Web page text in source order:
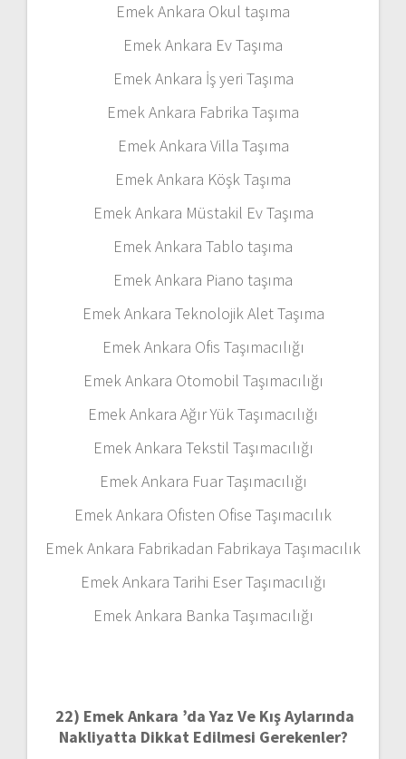
Emek Ankara Okul taşıma
Emek Ankara Ev Taşıma
Emek Ankara İş yeri Taşıma
Emek Ankara Fabrika Taşıma
Emek Ankara Villa Taşıma
Emek Ankara Köşk Taşıma
Emek Ankara Müstakil Ev Taşıma
Emek Ankara Tablo taşıma
Emek Ankara Piano taşıma
Emek Ankara Teknolojik Alet Taşıma
Emek Ankara Ofis Taşımacılığı
Emek Ankara Otomobil Taşımacılığı
Emek Ankara Ağır Yük Taşımacılığı
Emek Ankara Tekstil Taşımacılığı
Emek Ankara Fuar Taşımacılığı
Emek Ankara Ofisten Ofise Taşımacılık
Emek Ankara Fabrikadan Fabrikaya Taşımacılık
Emek Ankara Tarihi Eser Taşımacılığı
Emek Ankara Banka Taşımacılığı
22) Emek Ankara ’da Yaz Ve Kış Aylarında
Nakliyatta Dikkat Edilmesi Gerekenler?